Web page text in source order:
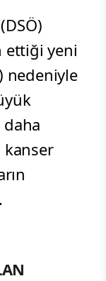
ettiği yeni
nedeniyle
kanser